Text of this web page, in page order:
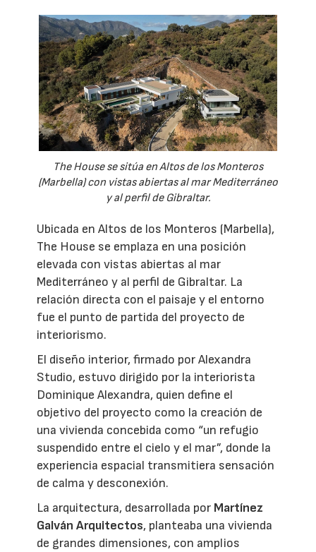
The House se sitúa en Altos de los Monteros
(Marbella) con vistas abiertas al mar Mediterráneo
y al perfil de Gibraltar.
Ubicada en Altos de los Monteros (Marbella),
The House se emplaza en una posición
elevada con vistas abiertas al mar
Mediterráneo y al perfil de Gibraltar. La
relación directa con el paisaje y el entorno
fue el punto de partida del proyecto de
interiorismo.
El diseño interior, firmado por Alexandra
Studio, estuvo dirigido por la interiorista
Dominique Alexandra, quien define el
objetivo del proyecto como la creación de
una vivienda concebida como “un refugio
suspendido entre el cielo y el mar”, donde la
experiencia espacial transmitiera sensación
de calma y desconexión.
La arquitectura, desarrollada por Martínez
Galván Arquitectos, planteaba una vivienda
de grandes dimensiones, con amplios